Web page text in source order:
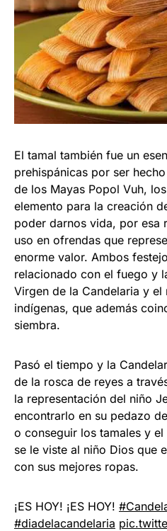
El tamal también fue un
prehispánicas por ser
de los Mayas Popol Vuh,
elemento para la creación
poder darnos vida, por esa
uso en ofrendas que
enorme valor. Ambos
relacionado con el fuego y
Virgen de la Candelaria y
indígenas, que además
siembra.
Pasó el tiempo y la
de la rosca de reyes a
la representación del niño
encontrarlo en su pedazo
o conseguir los tamales y
se le viste al niño Dios que
con sus mejores ropas.
¡ES HOY! ¡ES HOY!
#diadelacandelaria